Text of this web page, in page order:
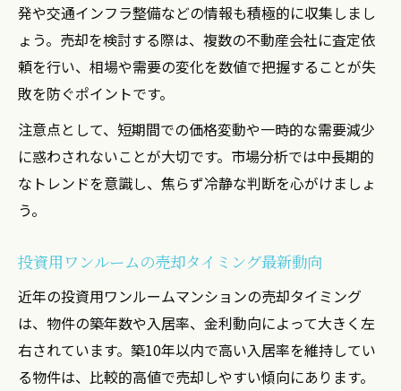
売却タイミングで変わる税金の基礎知識
マンション売却時の税務注意点を徹底解説
税負担最小化のための不動産売却タイミン
グ
ワンルーム不動産売却で損しない実践知
不動産売却で損しないための注意点を解説
投資用ワンルームの売却トラブル回避術
ワンルーム売却で失敗しないポイントまと
め
不動産売却で業者選びが重要な理由とは
市況変化とワンルーム売却のベスト判断
不動産売却における市況変化の影響を解説
発や交通インフラ整備などの情報も積極的に収集しまし
ょう。売却を検討する際は、複数の不動産会社に査定依
頼を行い、相場や需要の変化を数値で把握することが失
敗を防ぐポイントです。
注意点として、短期間での価格変動や一時的な需要減少
に惑わされないことが大切です。市場分析では中長期的
なトレンドを意識し、焦らず冷静な判断を心がけましょ
う。
投資用ワンルームの売却タイミング最新動向
近年の投資用ワンルームマンションの売却タイミング
は、物件の築年数や入居率、金利動向によって大きく左
右されています。築10年以内で高い入居率を維持してい
る物件は、比較的高値で売却しやすい傾向にあります。